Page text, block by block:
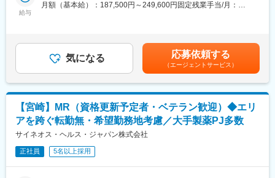
＜専門資格を取得できる＞
・資格取得後は、資格手当として給与にも反映されます。
■働き方：
・基本土日祝休み／年3回の大型連休あり
・残業20h以内
・スケジュールに合わせて直行直帰可
・転居を伴う転勤はありません
■やりがい：
トする業務を担当して頂きます。
1人あたりの担当顧客数は医療・研究分野ともに20～30か所ほ
ど。タイムリーで確実な納品や日々の誠実な対応を通じ、信頼関
ます。
当社は国内外の多くのメーカーとの取引があるため、取扱商品の
幅が広く、施設ごとの専門性や規模・予算に応じた提案が可能で
あり、どのようなご要望にも対応できる業界屈指の専門商社で
す。
直近のコロナ禍でも当社商材の需要は高まっており、継続して増
収・増益を果たしています。
給与
月額（基本給）：187,500円～249,600円固定残業手当/月：
＞■モデル年収＊モデル年収：477万円《転勤あり、３０歳、既婚
（子ども１人のみ扶養）、借家》上記年収は、入社２年目以降の
想定年収となります。■昇給：年1回 (7月) ■賞与：年2回(7・12
月)4.2ヶ月分■決算賞与(9月／業績連動)長期支給継続中賃金はあく
までも目安の金額であり、選考を通じて上下する可能性がありま
す。月給(月額)は固定手当を含めた表記です。
気になる 応募依頼する
（エージェントサービス）
【宮崎】MR（資格更新予定者・ベテラン歓迎）◆エリ
アを跨ぐ転勤無・希望勤務地考慮／大手製薬PJ多数
サイネオス・ヘルス・ジャパン株式会社
正社員 5名以上採用